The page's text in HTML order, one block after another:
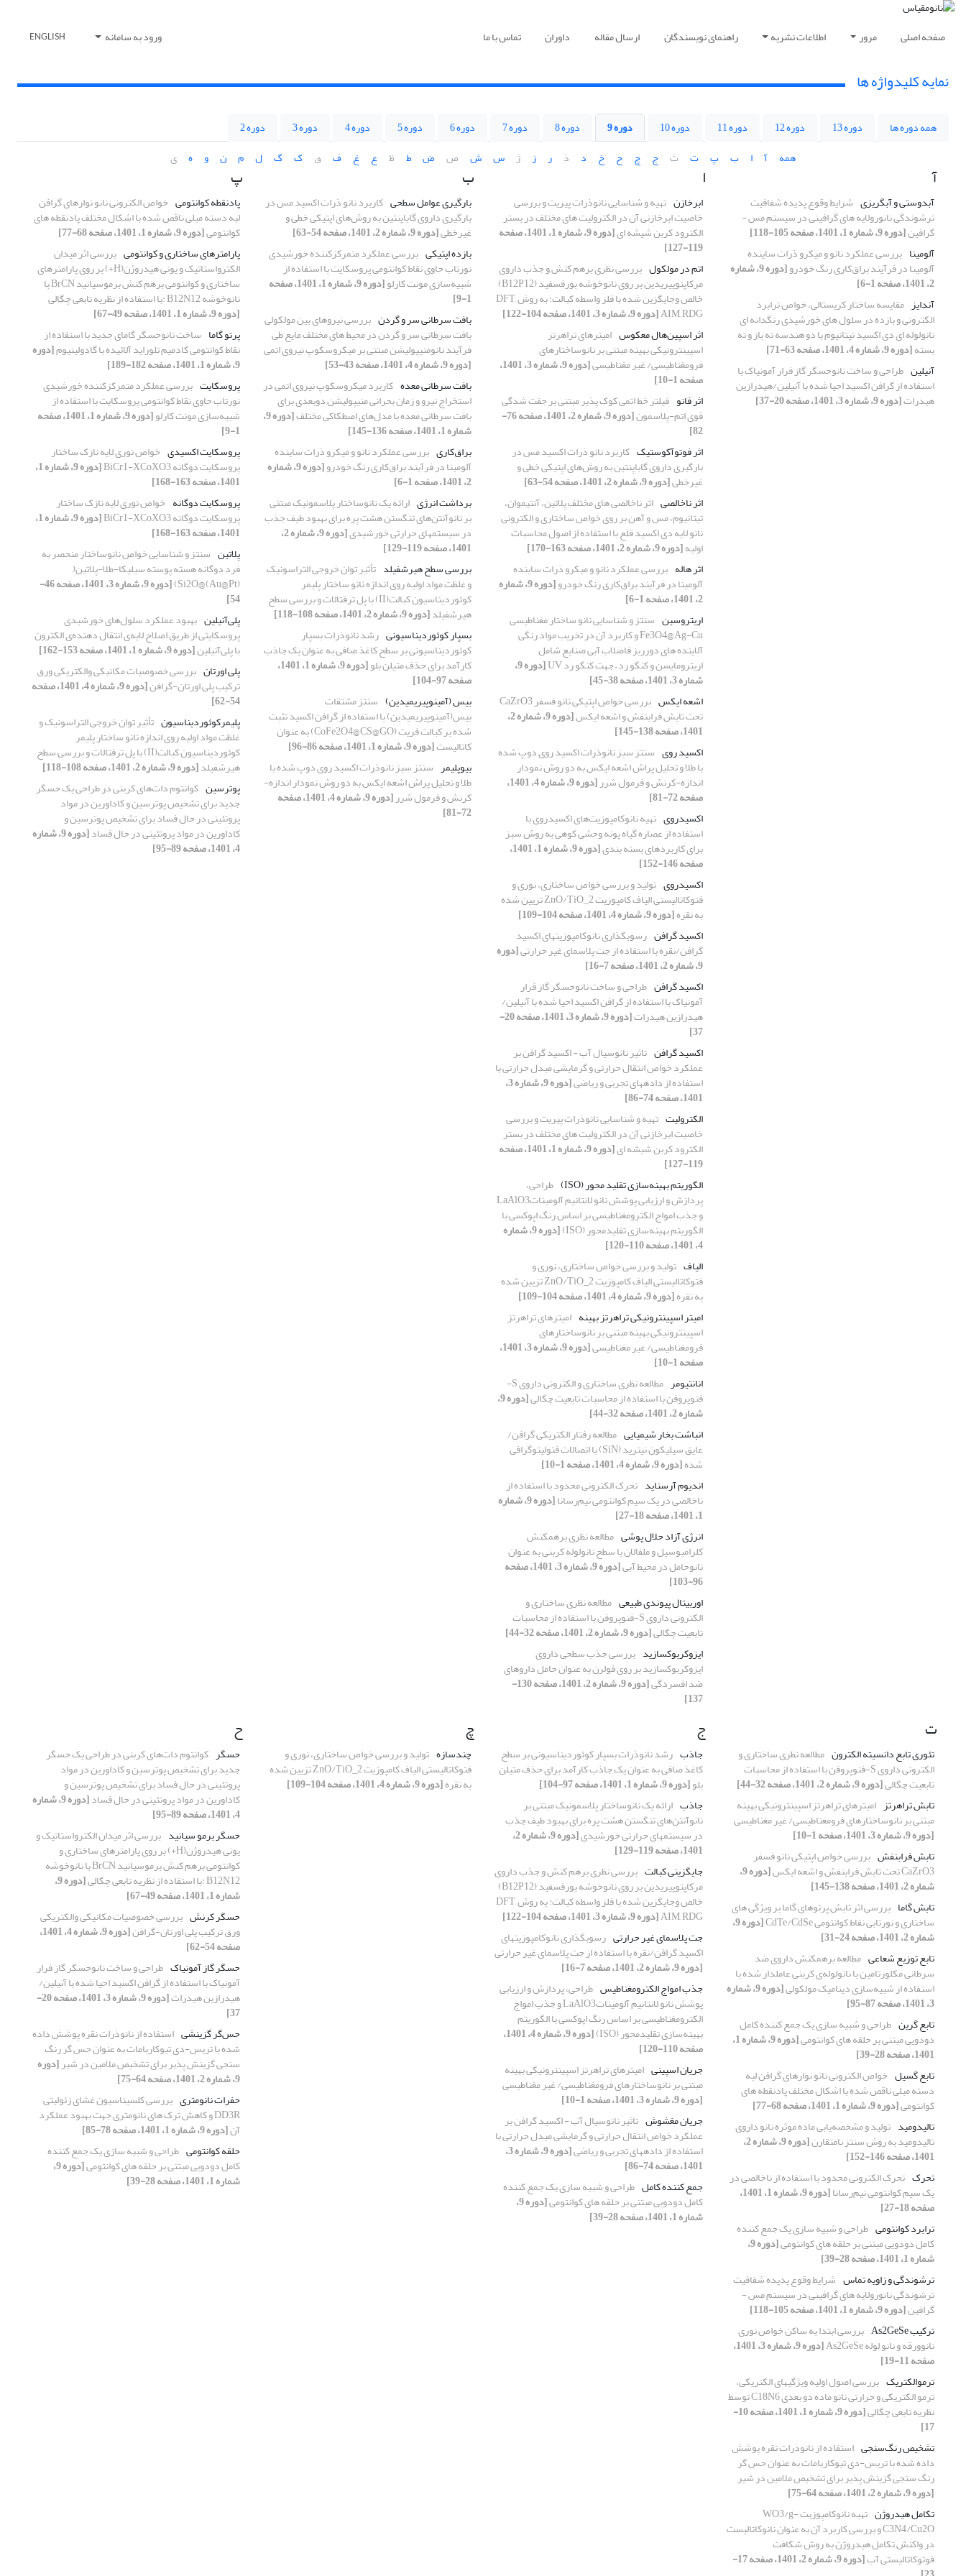
صفحه اصلی مرور اطلاعات نشریه راهنمای نویسندگان ارسال مقاله داوران تماس با ما ورود به سامانه ENGLISH
نمایه کلیدواژه ها
همه دوره ها دوره 13 دوره 12 دوره 11 دوره 10 دوره 9 دوره 8 دوره 7 دوره 6 دوره 5 دوره 4 دوره 3
دوره 2
همه
آ ا ب پ ت ث ج چ ح خ د ذ ر ز ژ س ش ص ض ط ظ ع غ ف ق ک گ ل م ن و ه ی
آ
آبدوستی و آبگریزی شرایط وقوع پدیده شفافیت
ترشوندگی نانورولایه های گرافینی در سیستم مس -
گرافین[دوره 9، شماره 1، 1401، صفحه 105-118]
آلومینا بررسی عملکرد نانو و میکرو ذرات ساینده
آلومینا در فرآیند براق‌کاری رنگ خودرو [دوره 9، شماره
2، 1401، صفحه 1-6]
آندایز مقایسه ساختار کریستالی، خواص ترابرد
الکترونی و بازده در سلول های خورشیدی رنگدانه ای
نانولوله ای دی اکسید تیتانیوم با دو هندسه ته باز و ته
بسته[دوره 9، شماره 4، 1401، صفحه 63-71]
آنیلین طراحی و ساخت نانوحسگر گاز فرار آمونیاک با
استفاده از گرافن اکسید احیا شده با آنیلین/هیدرازین
هیدرات[دوره 9، شماره 3، 1401، صفحه 20-37]
ا
ابرخازن تهیه و شناسایی نانوذرات پیریت و بررسی
خاصیت ابرخازنی آن در الکترولیت های مختلف در بستر
الکترود کربن شیشه ای [دوره 9، شماره 1، 1401، صفحه
119-127]
اتم در مولکول بررسی نظری برهم کنش و جذب داروی
مرکاپتوپیریدین بر روی نانوخوشه بورفسفید (B12P12)
خالص وجایگزین شده با فلز واسطه کبالت: به روش DFT,
AIM, RDG[دوره 9، شماره 3، 1401، صفحه 104-122]
اثر اسپین‌هال معکوس امیترهای تراهرتز
اسپینترونیکی بهینه مبتنی بر نانوساختارهای
فرومغناطیسی/ غیر مغناطیسی [دوره 9، شماره 3، 1401،
صفحه 1-10]
اثر فانو فیلتر خط اتمی کوک پذیر مبتنی بر جفت شدگی
قوی اتم-پلاسمون [دوره 9، شماره 2، 1401، صفحه 76-
82]
اثر فوتوآکوستیک کاربرد نانو ذرات اکسید مس در
بارگیری داروی گاباپنتین به روش‌های اپتیکی خطی و
غیر‌خطی[دوره 9، شماره 2، 1401، صفحه 54-63]
اثر ناخالصی اثر ناخالصی های مختلف پلاتین، آنتیموان،
تیتانیوم، مس و آهن بر روی خواص ساختاری و الکترونی
نانو لایه دی اکسید قلع با استفاده از اصول محاسبات
اولیه[دوره 9، شماره 2، 1401، صفحه 163-170]
اثر هاله بررسی عملکرد نانو و میکرو ذرات ساینده
آلومینا در فرآیند براق‌کاری رنگ خودرو [دوره 9، شماره
2، 1401، صفحه 1-6]
اریتروسین سنتز و شناسایی نانو ساختار مغناطیسی
Fe3O4@Ag-Cu و کاربرد آن در تخریب مواد رنگی
آلاینده های دورریز فاضلاب آبی صنایع شامل
اریترومایسن و کنگو رد – جهت کنگو رد UV [دوره 9،
شماره 3، 1401، صفحه 38-45]
اشعه ایکس
بررسی خواص اپتیکی نانو فسفر CaZrO3
تحت تابش فرابنفش و اشعه ایکس [دوره 9، شماره 2،
1401، صفحه 138-145]
اکسید روی سنتز سبز نانوذرات اکسید روی دوپ شده
با طلا و تحلیل پراش اشعه ایکس به دو روش نمودار
اندازه-کرنش و فرمول شرر [دوره 9، شماره 4، 1401،
صفحه 72-81]
اکسیدروی تهیه نانوکامپوزیت‌های اکسیدروی با
استفاده از عصاره گیاه پونه وحشی کوهی به روش سبز
برای کاربردهای بسته بندی [دوره 9، شماره 1، 1401،
صفحه 146-152]
اکسیدروی تولید و بررسی خواص ساختاری، نوری و
فتوکاتالیستی الیاف کامپوزیت ZnO/TiO_2 تزیین شده
به نقره[دوره 9، شماره 4، 1401، صفحه 104-109]
اکسید گرافن رسوب‏گذاری نانوکامپوزیت‏های اکسید
گرافن/نقره با استفاده از جت پلاسمای غیر حرارتی[دوره
9، شماره 2، 1401، صفحه 7-16]
اکسید گرافن طراحی و ساخت نانوحسگر گاز فرار
آمونیاک با استفاده از گرافن اکسید احیا شده با آنیلین/
هیدرازین هیدرات [دوره 9، شماره 3، 1401، صفحه 20-
37]
اکسید گرافن تاثیر نانوسیال آب - اکسید گرافن بر
عملکرد خواص انتقال حرارتی و گرمایشی مبدل حرارتی با
استفاده از داده‏های تجربی و ریاضی [دوره 9، شماره 3،
1401، صفحه 74-86]
الکترولیت تهیه و شناسایی نانوذرات پیریت و بررسی
خاصیت ابرخازنی آن در الکترولیت های مختلف در بستر
الکترود کربن شیشه ای [دوره 9، شماره 1، 1401، صفحه
119-127]
الگوریتم بهینه‌سازی تقلید محور (ISO)
طراحی،
پردازش و ارزیابی پوشش نانو لانتانیم آلومیناتLaAlO3
و جذب امواج الکترومغناطیسی بر اساس رنگ اپوکسی با
الگوریتم بهینه‌سازی تقلیدمحور (ISO) [دوره 9، شماره
4، 1401، صفحه 110-120]
الیاف تولید و بررسی خواص ساختاری، نوری و
فتوکاتالیستی الیاف کامپوزیت ZnO/TiO_2 تزیین شده
به نقره[دوره 9، شماره 4، 1401، صفحه 104-109]
امیتر اسپینترونیکی تراهرتز بهینه امیترهای تراهرتز
اسپینترونیکی بهینه مبتنی بر نانوساختارهای
فرومغناطیسی/ غیر مغناطیسی [دوره 9، شماره 3، 1401،
صفحه 1-10]
انانتیومر
مطالعه نظری ساختاری و الکترونی داروی S-
فنوپروفن با استفاده از محاسبات تابعیت چگالی [دوره 9،
شماره 2، 1401، صفحه 32-44]
انباشت بخار شیمیایی مطالعه رفتار الکتریکی گرافن/
عایق سیلیکون نیترید (SiN) با اتصالات فتولیتوگرافی
شده[دوره 9، شماره 4، 1401، صفحه 1-10]
اندیوم آرسناید تحرک الکترونی محدود با استفاده از
ناخالصی در یک سیم کوانتومی نیم‌رسانا [دوره 9، شماره
1، 1401، صفحه 18-27]
انرژی آزاد حلال پوشی مطالعه نظری برهمکنش
کلرامبوسیل و ملفالان با سطح نانولوله کربنی به عنوان
نانوحامل در محیط آبی [دوره 9، شماره 3، 1401، صفحه
96-103]
اوربیتال پیوندی طبیعی مطالعه نظری ساختاری و
الکترونی داروی S-فنوپروفن با استفاده از محاسبات
تابعیت چگالی[دوره 9، شماره 2، 1401، صفحه 32-44]
ایزوکربوکسازید بررسی جذب سطحی داروی
ایزوکربوکسازید بر روی فولرن به عنوان حامل داروهای
ضد افسردگی [دوره 9، شماره 2، 1401، صفحه 130-
137]
ب
بارگیری عوامل سطحی کاربرد نانو ذرات اکسید مس در
بارگیری داروی گاباپنتین به روش‌های اپتیکی خطی و
غیر‌خطی[دوره 9، شماره 2، 1401، صفحه 54-63]
بازده اپتیکی بررسی عملکرد متمرکزکننده خورشیدی
نورتاب حاوی نقاط کوانتومی پروسکایت با استفاده از
شبیه‌سازی مونت کارلو [دوره 9، شماره 1، 1401، صفحه
1-9]
بافت سرطانی سر و گردن بررسی نیروهای بین مولکولی
بافت سرطانی سر و گردن در محیط ‌های مختلف مایع طی
فرآیند نانومنیپولیشن مبتنی بر میکروسکوپ نیروی اتمی
[دوره 9، شماره 4، 1401، صفحه 43-53]
بافت سرطانی معده کاربرد میکروسکوپ نیروی اتمی در
استخراج نیرو و زمان بحرانی منیپولیشن دوبعدی برای
بافت سرطانی معده با مدل‌های اصطکاکی مختلف [دوره 9،
شماره 1، 1401، صفحه 136-145]
براق‌کاری بررسی عملکرد نانو و میکرو ذرات ساینده
آلومینا در فرآیند براق‌کاری رنگ خودرو [دوره 9، شماره
2، 1401، صفحه 1-6]
برداشت انرژی ارائه یک نانوساختار پلاسمونیک مبتنی
بر نانوآنتن‌های تنگستن هشت پره برای بهبود طیف جذب
در سیستمهای حرارتی خورشیدی [دوره 9، شماره 2،
1401، صفحه 119-129]
بررسی سطح هیرشفیلد تأثیر توان خروجی التراسونیک
و غلظت مواد اولیه روی اندازه نانو ساختار پلیمر
کوئوردیناسیون کبالت(II) با پل ترفتالات و بررسی سطح
هیرشفیلد[دوره 9، شماره 2، 1401، صفحه 108-118]
بسپار کوئوردیناسیونی رشد نانوذرات بسپار
کوئوردیناسیونی بر سطح کاغذ صافی به عنوان یک جاذب
کارآمد برای حذف متیلن بلو [دوره 9، شماره 1، 1401،
صفحه 97-104]
بیس (آمینو‌پیریمیدین) سنتز مشتقات
بیس(آمینو‌پیریمیدین) با استفاده از گرافن اکسید تثبت
شده بر کبالت فریت (CoFe2O4@CS@GO) به عنوان
کاتالیست[دوره 9، شماره 1، 1401، صفحه 86-96]
بیوپلیمر سنتز سبز نانوذرات اکسید روی دوپ شده با
طلا و تحلیل پراش اشعه ایکس به دو روش نمودار اندازه-
کرنش و فرمول شرر [دوره 9، شماره 4، 1401، صفحه
72-81]
پ
پادنقطه کوانتومی خواص الکترونی نانو نوارهای گرافن
لبه دسته مبلی ناقص شده با اشکال مختلف پادنقطه های
کوانتومی[دوره 9، شماره 1، 1401، صفحه 68-77]
پارامترهای ساختاری و کوانتومی بررسی اثر میدان
الکترواستاتیک و یونی هیدروژن(H+) بر روی پارامترهای
ساختاری و کوانتومی برهم کنش برموسیانید BrCN با
نانوخوشه B12N12 :با استفاده از نظریه تابعی چگالی
[دوره 9، شماره 1، 1401، صفحه 49-67]
پرتو گاما ساخت نانوحسگر گامای جدید با استفاده از
نقاط کوانتومی کادمیم تلوراید آلائیده با گادولینیوم[دوره
9، شماره 1، 1401، صفحه 182-189]
پروسکایت بررسی عملکرد متمرکزکننده خورشیدی
نورتاب حاوی نقاط کوانتومی پروسکایت با استفاده از
شبیه‌سازی مونت کارلو [دوره 9، شماره 1، 1401، صفحه
1-9]
پروسکایت اکسیدی خواص نوری لایه نازک ساختار
پروسکایت دوگانه BiCr1-XCoXO3 [دوره 9، شماره 1،
1401، صفحه 163-168]
پروسکایت دوگانه خواص نوری لایه نازک ساختار
پروسکایت دوگانه BiCr1-XCoXO3 [دوره 9، شماره 1،
1401، صفحه 163-168]
پلاتین سنتز و شناسایی خواص نانوساختار منحصر به
فرد دوگانه هسته پوسته سیلیکا-طلا-پلاتین(
Si2O@(Au@Pt)) [دوره 9، شماره 3، 1401، صفحه 46-
54]
پلی‌آنیلین بهبود عملکرد سلول‌های خورشیدی
پروسکایتی از طریق اصلاح لایه‌ی انتقال دهنده‌ی الکترون
با پلی‌آنیلین[دوره 9، شماره 1، 1401، صفحه 153-162]
پلی اورتان بررسی خصوصیات مکانیکی والکتریکی ورق
ترکیب پلی اورتان-گرافن [دوره 9، شماره 4، 1401، صفحه
54-62]
پلیمرکوئوردیناسیون تأثیر توان خروجی التراسونیک و
غلظت مواد اولیه روی اندازه نانو ساختار پلیمر
کوئوردیناسیون کبالت(II) با پل ترفتالات و بررسی سطح
هیرشفیلد[دوره 9، شماره 2، 1401، صفحه 108-118]
پوترسین کوانتوم دات‌های کربنی در طراحی یک حسگر
جدید برای تشخیص پوترسین و کاداورین در مواد
پروتئینی در حال فساد برای تشخیص پوترسین و
کاداورین در مواد پروتئینی در حال فساد [دوره 9، شماره
4، 1401، صفحه 89-95]
ت
تئوری تابع دانسیته الکترون مطالعه نظری ساختاری و
الکترونی داروی S-فنوپروفن با استفاده از محاسبات
تابعیت چگالی[دوره 9، شماره 2، 1401، صفحه 32-44]
تابش تراهرتز امیترهای تراهرتز اسپینترونیکی بهینه
مبتنی بر نانوساختارهای فرومغناطیسی/ غیر مغناطیسی
[دوره 9، شماره 3، 1401، صفحه 1-10]
تابش فرابنفش بررسی خواص اپتیکی نانو فسفر
CaZrO3 تحت تابش فرابنفش و اشعه ایکس [دوره 9،
شماره 2، 1401، صفحه 138-145]
تابش گاما بررسی اثر تابش پرتوهای گاما بر ویژگی های
ساختاری و نورتابی نقاط کوانتومی CdTe/CdSe [دوره 9،
شماره 2، 1401، صفحه 24-31]
تابع توزیع شعاعی مطالعه برهمکنش داروی ضد
سرطانی مکلورتامین با نانولوله‌ی کربنی عاملدار شده با
استفاده از شبیه‌سازی دینامیک مولکولی [دوره 9، شماره
3، 1401، صفحه 87-95]
تابع گرین طراحی و شبیه سازی یک جمع کننده کامل
دودویی مبتنی بر حلقه های کوانتومی [دوره 9، شماره 1،
1401، صفحه 28-39]
تابع گسیل خواص الکترونی نانو نوارهای گرافن لبه
دسته مبلی ناقص شده با اشکال مختلف پادنقطه های
کوانتومی[دوره 9، شماره 1، 1401، صفحه 68-77]
تالیدومید تولید و مشخصه‌یابی ماده موثره نانو داروی
تالیدومید به روش سنتز نامتقارن [دوره 9، شماره 2،
1401، صفحه 146-152]
تحرک تحرک الکترونی محدود با استفاده از ناخالصی در
یک سیم کوانتومی نیم‌رسانا [دوره 9، شماره 1، 1401،
صفحه 18-27]
ترابرد کوانتومی طراحی و شبیه سازی یک جمع کننده
کامل دودویی مبتنی بر حلقه های کوانتومی [دوره 9،
شماره 1، 1401، صفحه 28-39]
ترشوندگی و زاویه تماس شرایط وقوع پدیده شفافیت
ترشوندگی نانورولایه های گرافینی در سیستم مس -
گرافین[دوره 9، شماره 1، 1401، صفحه 105-118]
ترکیب As2GeSe
بررسی ابتدا به ساکن خواص نوری
نانوورقه و نانو لوله As2GeSe [دوره 9، شماره 3، 1401،
صفحه 11-19]
ترموالکتریک بررسی اصول اولیه ویژگیهای الکتریکی،
ترمو الکتریکی و حرارتی نانو ماده دو بعدی C18N6 توسط
نظریه تابعی چگالی [دوره 9، شماره 1، 1401، صفحه 10-
17]
تشخیص رنگ‌سنجی استفاده از نانوذرات نقره پوشش
داده شده با تریس-دی تیوکاربامات به عنوان حس گر
رنگ سنجی گزینش پذیر برای تشخیص ملامین در شیر
[دوره 9، شماره 2، 1401، صفحه 64-75]
تکامل هیدروژن
تهیه نانوکامپوزیت WO3/g-
C3N4/Cu2O و بررسی کاربرد آن به عنوان نانوکاتالیست
در واکنش تکامل هیدروژن به روش شکافت
فوتوکاتالیستی آب [دوره 9، شماره 2، 1401، صفحه 17-
ج
جاذب رشد نانوذرات بسپار کوئوردیناسیونی بر سطح
کاغذ صافی به عنوان یک جاذب کارآمد برای حذف متیلن
بلو[دوره 9، شماره 1، 1401، صفحه 97-104]
جاذب ارائه یک نانوساختار پلاسمونیک مبتنی بر
نانوآنتن‌های تنگستن هشت پره برای بهبود طیف جذب
در سیستمهای حرارتی خورشیدی [دوره 9، شماره 2،
1401، صفحه 119-129]
جایگزینی کبالت بررسی نظری برهم کنش و جذب داروی
مرکاپتوپیریدین بر روی نانوخوشه بورفسفید (B12P12)
خالص وجایگزین شده با فلز واسطه کبالت: به روش DFT,
AIM, RDG[دوره 9، شماره 3، 1401، صفحه 104-122]
جت پلاسمای غیر حرارتی رسوب‏گذاری نانوکامپوزیت‏های
اکسید گرافن/نقره با استفاده از جت پلاسمای غیر حرارتی
[دوره 9، شماره 2، 1401، صفحه 7-16]
جذب امواج الکترومغناطیس طراحی، پردازش و ارزیابی
پوشش نانو لانتانیم آلومیناتLaAlO3 و جذب امواج
الکترومغناطیسی بر اساس رنگ اپوکسی با الگوریتم
بهینه‌سازی تقلیدمحور (ISO) [دوره 9، شماره 4، 1401،
صفحه 110-120]
جریان اسپینی امیترهای تراهرتز اسپینترونیکی بهینه
مبتنی بر نانوساختارهای فرومغناطیسی/ غیر مغناطیسی
[دوره 9، شماره 3، 1401، صفحه 1-10]
جریان مغشوش تاثیر نانوسیال آب - اکسید گرافن بر
عملکرد خواص انتقال حرارتی و گرمایشی مبدل حرارتی با
استفاده از داده‏های تجربی و ریاضی [دوره 9، شماره 3،
1401، صفحه 74-86]
جمع کننده کامل طراحی و شبیه سازی یک جمع کننده
کامل دودویی مبتنی بر حلقه های کوانتومی [دوره 9،
شماره 1، 1401، صفحه 28-39]
چ
چندسازه تولید و بررسی خواص ساختاری، نوری و
فتوکاتالیستی الیاف کامپوزیت ZnO/TiO_2 تزیین شده
به نقره[دوره 9، شماره 4، 1401، صفحه 104-109]
ح
حسگر کوانتوم دات‌های کربنی در طراحی یک حسگر
جدید برای تشخیص پوترسین و کاداورین در مواد
پروتئینی در حال فساد برای تشخیص پوترسین و
کاداورین در مواد پروتئینی در حال فساد [دوره 9، شماره
4، 1401، صفحه 89-95]
حسگر برمو سیانید بررسی اثر میدان الکترواستاتیک و
یونی هیدروژن(H+) بر روی پارامترهای ساختاری و
کوانتومی برهم کنش برموسیانید BrCN با نانوخوشه
B12N12 :با استفاده از نظریه تابعی چگالی [دوره 9،
شماره 1، 1401، صفحه 49-67]
حسگر کرنش بررسی خصوصیات مکانیکی والکتریکی
ورق ترکیب پلی اورتان-گرافن [دوره 9، شماره 4، 1401،
صفحه 54-62]
حسگر گاز آمونیاک طراحی و ساخت نانوحسگر گاز فرار
آمونیاک با استفاده از گرافن اکسید احیا شده با آنیلین/
هیدرازین هیدرات [دوره 9، شماره 3، 1401، صفحه 20-
37]
حس‌گر گزینشی استفاده از نانوذرات نقره پوشش داده
شده با تریس-دی تیوکاربامات به عنوان حس گر رنگ
سنجی گزینش پذیر برای تشخیص ملامین در شیر[دوره
9، شماره 2، 1401، صفحه 64-75]
حفرات نانومتری بررسی کلسیناسیون غشای زئولیتی
DD3R و کاهش ترک های نانومتری جهت بهبود عملکرد
آن[دوره 9، شماره 1، 1401، صفحه 78-85]
حلقه کوانتومی طراحی و شبیه سازی یک جمع کننده
کامل دودویی مبتنی بر حلقه های کوانتومی [دوره 9،
شماره 1، 1401، صفحه 28-39]